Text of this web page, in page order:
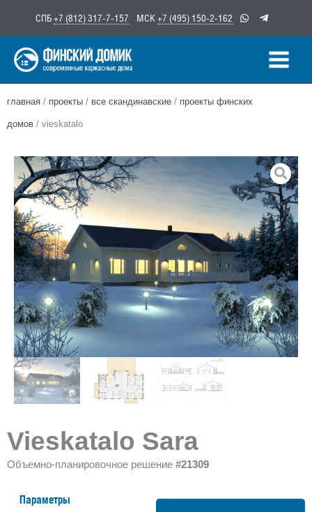
содержимому
СПБ+7 (812) 317-7-157 МСК +7 (495) 150-2-162
главная / проекты / все скандинавские / проекты финских
домов / vieskatalo
Vieskatalo Sara
Объемно-планировочное решение #21309
Параметры